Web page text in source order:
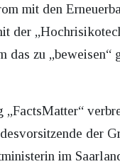
mit den
der
das zu „beweisen“
„FactsMatter“
der
im